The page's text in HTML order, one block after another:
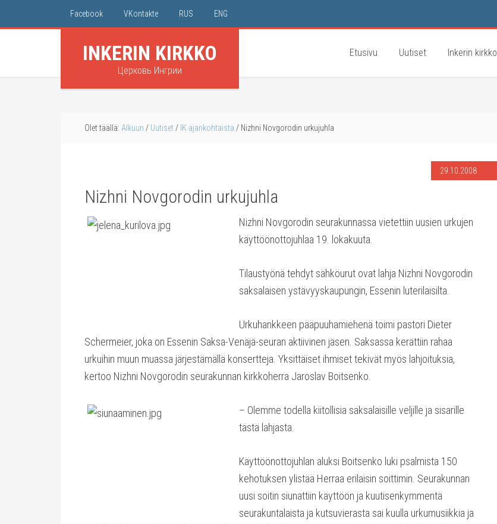
Facebook VKontakte RUS ENG
INKERIN KIRKKO
Церковь Ингрии
Etusivu Uutiset Inkerin kirkko
Olet täällä: Alkuun / Uutiset / IK ajankohtaista / Nizhni Novgorodin urkujuhla
29.10.2008
Nizhni Novgorodin urkujuhla
Nizhni Novgorodin seurakunnassa vietettiin uusien urkujen
käyttöönottojuhlaa 19. lokakuuta.
Tilaustyönä tehdyt sähköurut ovat lahja Nizhni Novgorodin
saksalaisen ystävyyskaupungin, Essenin luterilaisilta.
Urkuhankkeen pääpuuhamiehenä toimi pastori Dieter
Schermeier, joka on Essenin Saksa-Venäjä-seuran aktiivinen jäsen. Saksassa kerättiin rahaa
urkuihin muun muassa järjestämällä konsertteja. Yksittäiset ihmiset tekivät myös lahjoituksia,
kertoo Nizhni Novgorodin seurakunnan kirkkoherra Jaroslav Boitsenko.
– Olemme todella kiitollisia saksalaisille veljille ja sisarille
tästä lahjasta.
Käyttöönottojuhlan aluksi Boitsenko luki psalmista 150
kehotuksen ylistää Herraa erilaisin soittimin. Seurakunnan
uusi soitin siunattiin käyttöön ja kuutisenkymmentä
seurakuntalaista ja kutsuvierasta sai kuulla urkumusiikkia ja